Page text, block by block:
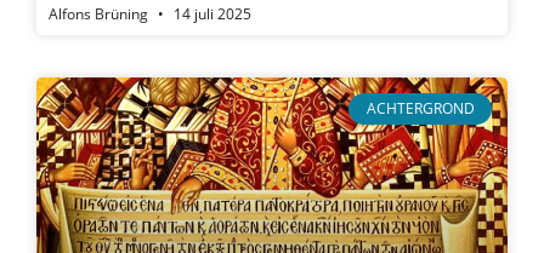
Alfons Brüning 14 juli 2025
ACHTERGROND